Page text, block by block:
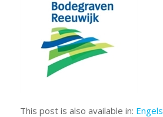
This post is also available in: Engels